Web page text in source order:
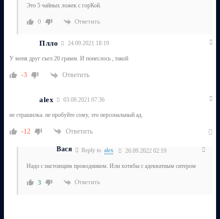
Это 5 чайных ложек с горКой.
0 Ответить
Плло 24.09.2021 18:19
У меня друг съел 20 грамм. И понеслось , такой
-3 Ответить
alex 03.08.2021 07:36
не страшилка. не пробуйте сому, это персональный ад.
-12 Ответить
Вася Reply to alex 26.09.2022 02:19
Надо с настоящим проводником. Или хотябы с адекватным ситером
3 Ответить